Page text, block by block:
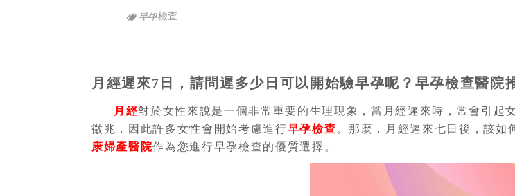
早孕檢查
月經遲來7日，請問遲多少日可以開始驗早孕呢？早孕檢查醫院
月經對於女性來說是一個非常重要的生理現象，當月經遲來時，常會引起
徵兆，因此許多女性會開始考慮進行早孕檢查。那麼，月經遲來七日後，該如
康婦產醫院作為您進行早孕檢查的優質選擇。